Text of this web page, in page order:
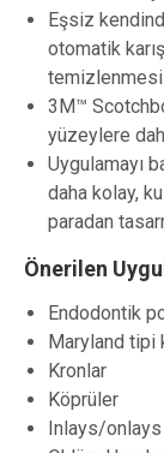
Eşsiz
otomatik
3M™
yüzeylere
Uygulamayı
daha kolay,
paradan
Önerilen
Endodontik
Maryland tipi
Kronlar
Köprüler
Inlays/onlays